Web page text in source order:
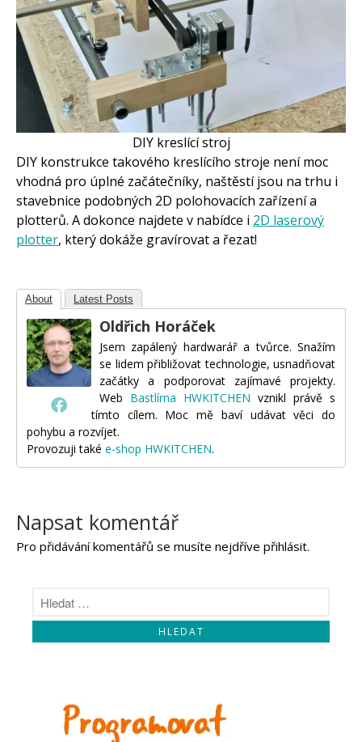
DIY kreslící stroj
DIY konstrukce takového kreslícího stroje není moc
vhodná pro úplné začátečníky, naštěstí jsou na trhu i
stavebnice podobných 2D polohovacích zařízení a
plotterů. A dokonce najdete v nabídce i 2D laserový
plotter, který dokáže gravírovat a řezat!
About Latest Posts
Oldřich Horáček
Jsem zapálený hardwarář a tvůrce. Snažím
se lidem přibližovat technologie, usnadňovat
začátky a podporovat zajímavé projekty.
Web Bastlírna HWKITCHEN vznikl právě s
tímto cílem. Moc mě baví udávat věci do
pohybu a rozvíjet.
Provozuji také e-shop HWKITCHEN.
Napsat komentář
Pro přidávání komentářů se musíte nejdříve přihlásit.